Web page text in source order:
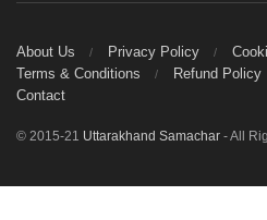
About Us Privacy Policy
Terms & Conditions
Refund Policy
Contact
© 2015-21 Uttarakhand Samachar - All